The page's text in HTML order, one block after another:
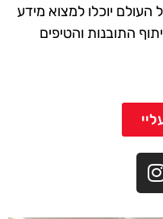
העולם יוכלו למצוא מידע
התובנות והטיפים